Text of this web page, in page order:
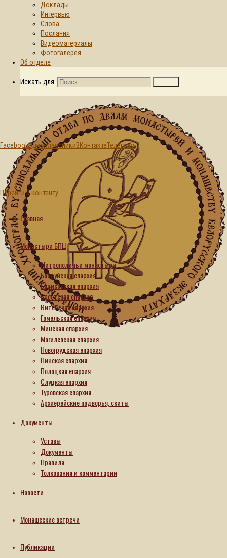
Доклады
Интервью
Слова
Послания
Видеоматериалы
Фотогалерея
Об отделе
Искать для:
FacebookОдноклассникиВКонтактеТелеграм
Перейти к контенту
Главная
Монастыри БПЦ
Митрополичьи монастыри
Бобруйская епархия
Борисовская епархия
Брестская епархия
Витебская епархия
Гомельская епархия
Минская епархия
Могилевская епархия
Новогрудская епархия
Пинская епархия
Полоцкая епархия
Слуцкая епархия
Туровская епархия
Архиерейские подворья, скиты
Документы
Уставы
Документы
Правила
Толкования и комментарии
Новости
Монашеские встречи
Публикации
знаком «ПОЛЬЗА
ЧЕСТЬ И СЛАВА» I
степени
Новости
Игумения
Александра
(Жарин)
награждена
орденским
знаком
«ПОЛЬЗА
© 2015-2026. Синодальный отдел по
делам монастырей и монашеству БПЦ